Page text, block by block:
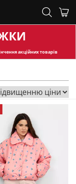
акційних товарів